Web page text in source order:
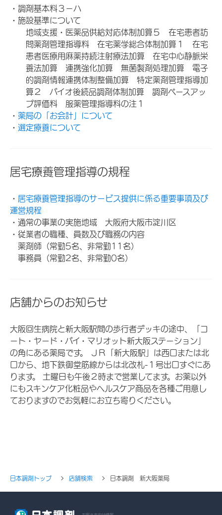
・調剤基本料３－ハ
・施設基準について
地域支援・医薬品供給対応体制加算５ 在宅患者訪
問薬剤管理指導料 在宅薬学総合体制加算１ 在宅
患者医療用麻薬持続注射療法加算 在宅中心静脈栄
養法加算 連携強化加算 無菌製剤処理加算 電子
的調剤情報連携体制整備加算 特定薬剤管理指導加
算２ バイオ後続品調剤体制加算 調剤ベースアッ
プ評価料 服薬管理指導料の注１
・ 薬局の「お会計」について
・ 選定療養について
居宅療養管理指導の規程
・ 居宅療養管理指導のサービス提供に係る重要事項及び
運営規程
・通常の事業の実施地域 大阪府大阪市淀川区
・従業者の職種、員数及び職務の内容
薬剤師（常勤5名、非常勤11名）
事務員（常勤2名、非常勤0名）
店舗からのお知らせ
大阪回生病院と新大阪駅間の歩行者デッキの途中、「コ
ート・ヤード・バイ・マリオット新大阪ステーション」
の角にある薬局です。 ＪＲ「新大阪駅」は西口または北
口から、地下鉄御堂筋線からは北改札-１号出口すぐにあ
ります。 土曜日も午後２時まで営業してます。お薬以外
にもスキンケア化粧品やヘルスケア商品を各種ご用意し
ておりますのでお気軽にお立ち寄りください。
日本調剤トップ 店舗検索 日本調剤 新大阪薬局